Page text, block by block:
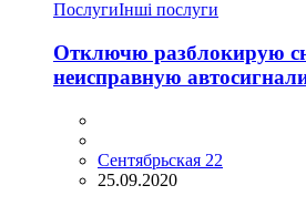
ПослугиІнші послуги
Отключю разблокирую
неисправную
Сентябрьская 22
25.09.2020